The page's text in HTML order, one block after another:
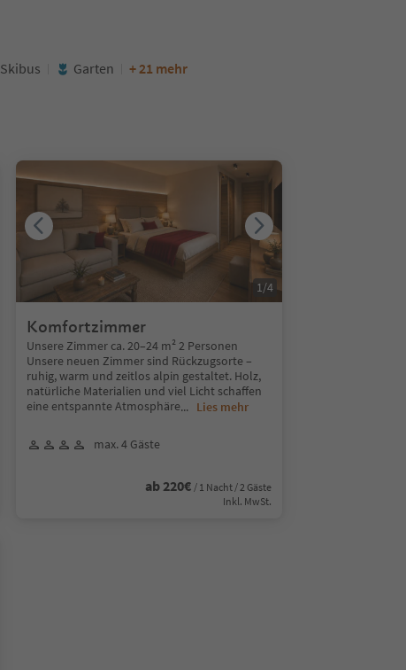
Skibus Garten + 21 mehr
Komfortzimmer
Unsere Zimmer ca. 20–24 m² 2 Personen
Unsere neuen Zimmer sind Rückzugsorte –
ruhig, warm und zeitlos alpin gestaltet. Holz,
natürliche Materialien und viel Licht schaffen
eine entspannte Atmosphäre... Lies mehr
max. 4 Gäste
ab 220€ / 1 Nacht / 2 Gäste
Inkl. MwSt.
1/4